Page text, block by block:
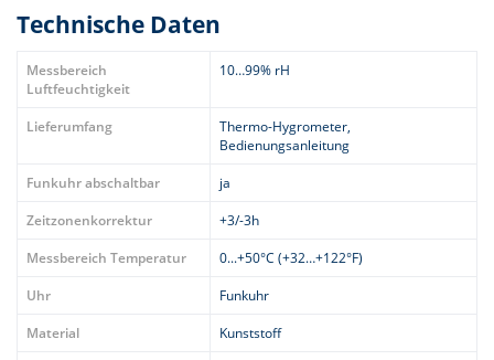
Technische Daten
Messbereich
Luftfeuchtigkeit
10…99% rH
Lieferumfang
Thermo-Hygrometer,
Bedienungsanleitung
Funkuhr abschaltbar
ja
Zeitzonenkorrektur
+3/-3h
Messbereich Temperatur
0...+50°C (+32…+122°F)
Uhr
Funkuhr
Material
Kunststoff